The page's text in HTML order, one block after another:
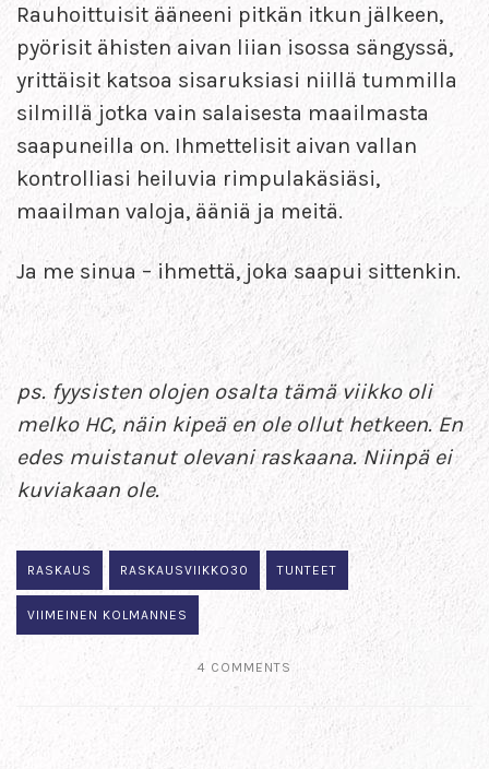
Rauhoittuisit ääneeni pitkän itkun jälkeen,
pyörisit ähisten aivan liian isossa sängyssä,
yrittäisit katsoa sisaruksiasi niillä tummilla
silmillä jotka vain salaisesta maailmasta
saapuneilla on. Ihmettelisit aivan vallan
kontrolliasi heiluvia rimpulakäsiäsi,
maailman valoja, ääniä ja meitä.
Ja me sinua – ihmettä, joka saapui sittenkin.
ps. fyysisten olojen osalta tämä viikko oli
melko HC, näin kipeä en ole ollut hetkeen. En
edes muistanut olevani raskaana. Niinpä ei
kuviakaan ole.
RASKAUS RASKAUSVIIKKO30 TUNTEET
VIIMEINEN KOLMANNES
4 COMMENTS